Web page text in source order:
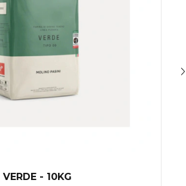
VERDE - 10KG